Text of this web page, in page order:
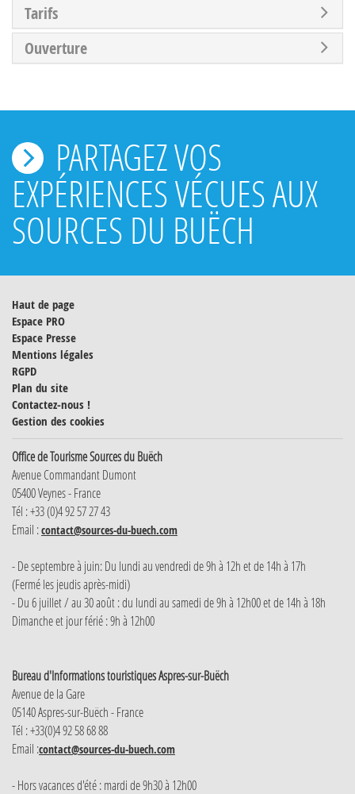
Tarifs
Ouverture
PARTAGEZ VOS
EXPÉRIENCES VÉCUES AUX
SOURCES DU BUËCH
Haut de page
Espace PRO
Espace Presse
Mentions légales
RGPD
Plan du site
Contactez-nous !
Gestion des cookies
Office de Tourisme Sources du Buëch
Avenue Commandant Dumont
05400 Veynes - France
Tél : +33 (0)4 92 57 27 43
Email :contact@sources-du-buech.com
- De septembre à juin: Du lundi au vendredi de 9h à 12h et de 14h à 17h
(Fermé les jeudis après-midi)
- Du 6 juillet / au 30 août : du lundi au samedi de 9h à 12h00 et de 14h à 18h
Dimanche et jour férié : 9h à 12h00
Bureau d'Informations touristiques Aspres-sur-Buëch
Avenue de la Gare
05140 Aspres-sur-Buëch - France
Tél : +33(0)4 92 58 68 88
Email :contact@sources-du-buech.com
- Hors vacances d'été : mardi de 9h30 à 12h00